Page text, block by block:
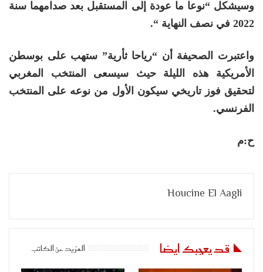
وسيشكل “نوعا ما عودة إلى المستقبل بعد صدامهما سنة
2022 في نصف النهاية “.
واعتبرت الصحيفة أن “رياحا ثأرية” ستهب على بوسطن
الأمريكية هذه الليلة حيث سيسعى المنتخب المغربي
لتحقيق فوز تاريخي سيكون الأول من نوعه على المنتخب
الفرنسي.
ح:م
Houcine El Aagli
قد يعجبك ايضا المزيد عن الكاتب